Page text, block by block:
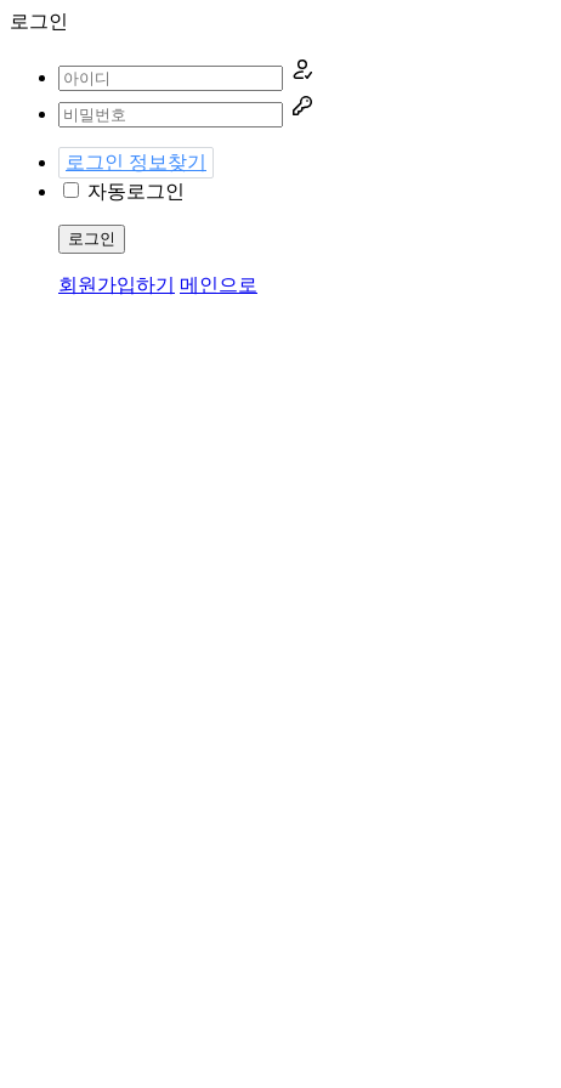
로그인
로그인 정보찾기
자동로그인
로그인
회원가입하기 메인으로